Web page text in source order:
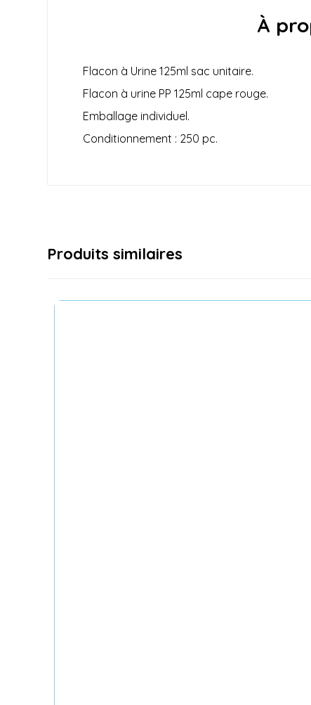
À
Flacon à Urine 125ml sac unitaire.
Flacon à urine PP 125ml cape rouge.
Emballage individuel.
Conditionnement : 250 pc.
Produits similaires